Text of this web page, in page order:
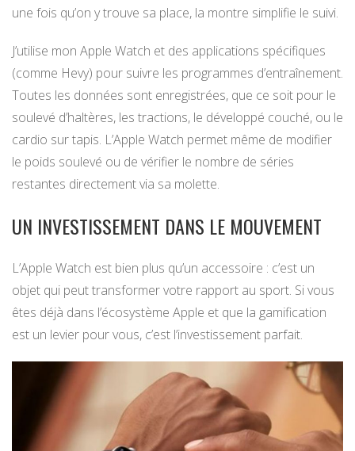
une fois qu’on y trouve sa place, la montre simplifie le suivi.
J’utilise mon Apple Watch et des applications spécifiques
(comme Hevy) pour suivre les programmes d’entraînement.
Toutes les données sont enregistrées, que ce soit pour le
soulevé d’haltères, les tractions, le développé couché, ou le
cardio sur tapis. L’Apple Watch permet même de modifier
le poids soulevé ou de vérifier le nombre de séries
restantes directement via sa molette.
UN INVESTISSEMENT DANS LE MOUVEMENT
L’Apple Watch est bien plus qu’un accessoire : c’est un
objet qui peut transformer votre rapport au sport. Si vous
êtes déjà dans l’écosystème Apple et que la gamification
est un levier pour vous, c’est l’investissement parfait.